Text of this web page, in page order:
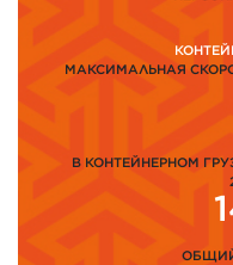
МАКСИМАЛЬНАЯ
В КОНТЕЙНЕРНОМ